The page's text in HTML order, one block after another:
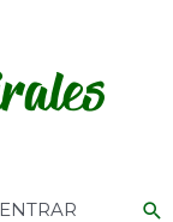
ENTRAR